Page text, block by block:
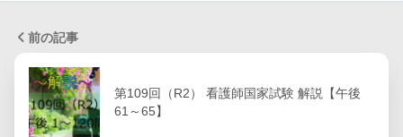
前の記事
第109回（R2） 看護師国家試験 解説【午後
61～65】